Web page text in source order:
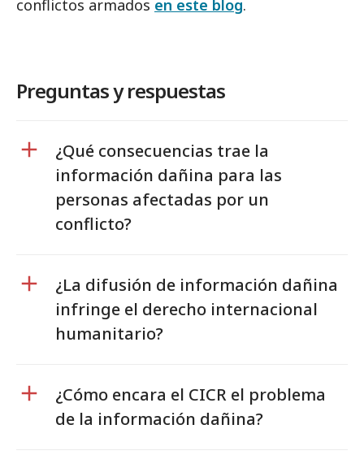
conflictos armados en este blog.
Preguntas y respuestas
¿Qué consecuencias trae la
información dañina para las
personas afectadas por un
conflicto?
¿La difusión de información dañina
infringe el derecho internacional
humanitario?
¿Cómo encara el CICR el problema
de la información dañina?